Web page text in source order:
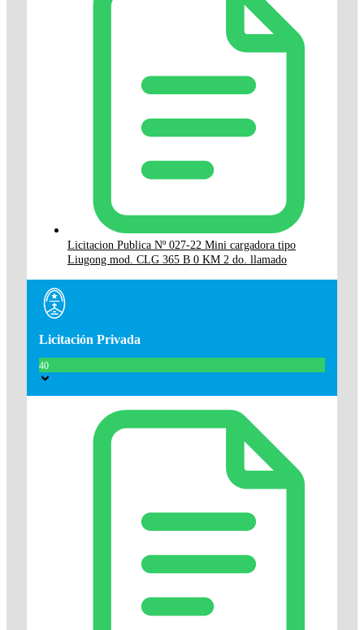
Licitacion Publica Nº 027-22 Mini cargadora tipo
Liugong mod. CLG 365 B 0 KM 2 do. llamado
Licitación Privada
40